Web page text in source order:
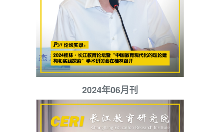
2024年06月刊